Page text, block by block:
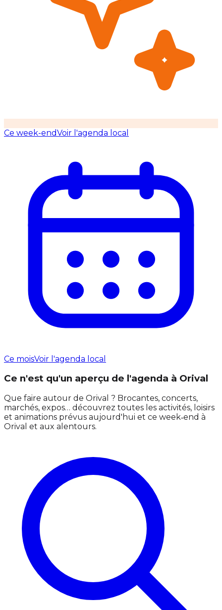
Ce week-endVoir l'agenda local
Ce moisVoir l'agenda local
Ce n'est qu'un aperçu de l'agenda à Orival
Que faire autour de Orival ? Brocantes, concerts,
marchés, expos… découvrez toutes les activités, loisirs
et animations prévus aujourd'hui et ce week‑end à
Orival et aux alentours.